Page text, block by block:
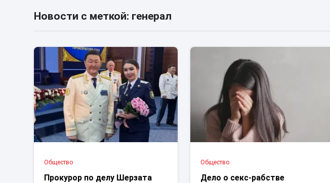
Новости с меткой: генерал
Общество
Прокурор по делу Шерзата
Общество
Дело о секс-рабстве